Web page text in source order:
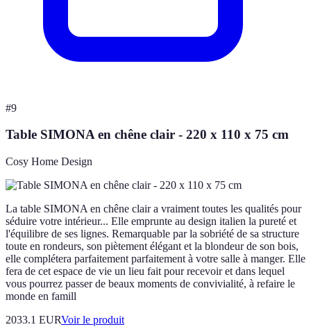
#9
Table SIMONA en chêne clair - 220 x 110 x 75 cm
Cosy Home Design
La table SIMONA en chêne clair a vraiment toutes les qualités pour
séduire votre intérieur... Elle emprunte au design italien la pureté et
l'équilibre de ses lignes. Remarquable par la sobriété de sa structure
toute en rondeurs, son piètement élégant et la blondeur de son bois,
elle complétera parfaitement parfaitement à votre salle à manger. Elle
fera de cet espace de vie un lieu fait pour recevoir et dans lequel
vous pourrez passer de beaux moments de convivialité, à refaire le
monde en famill
2033.1 EURVoir le produit